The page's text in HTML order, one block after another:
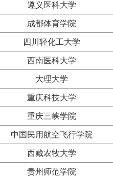
遵义医科大学
成都体育学院
四川轻化工大学
西南医科大学
大理大学
重庆科技大学
重庆三峡学院
中国民用航空飞行学院
西藏农牧大学
贵州师范学院